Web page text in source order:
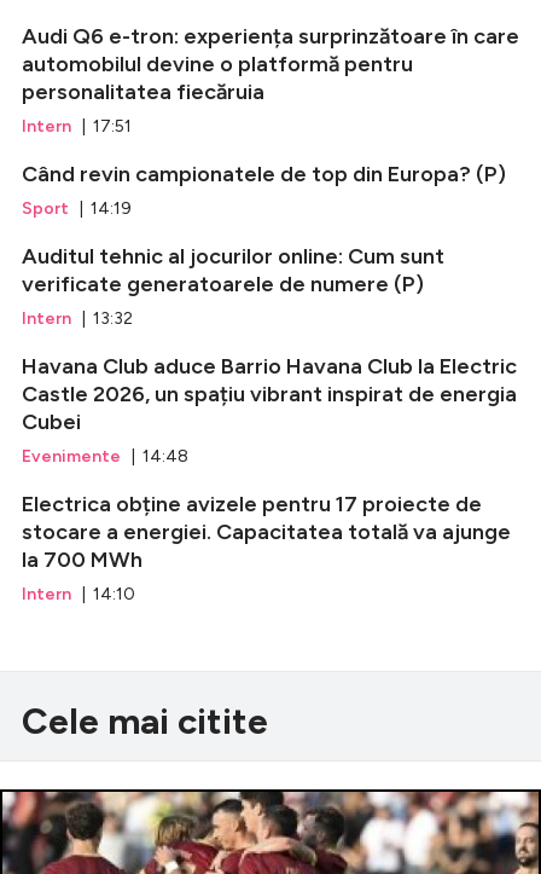
Audi Q6 e-tron: experiența surprinzătoare în care
automobilul devine o platformă pentru
personalitatea fiecăruia
Intern | 17:51
Când revin campionatele de top din Europa? (P)
Sport | 14:19
Auditul tehnic al jocurilor online: Cum sunt
verificate generatoarele de numere (P)
Intern | 13:32
Havana Club aduce Barrio Havana Club la Electric
Castle 2026, un spațiu vibrant inspirat de energia
Cubei
Evenimente | 14:48
Electrica obține avizele pentru 17 proiecte de
stocare a energiei. Capacitatea totală va ajunge
la 700 MWh
Intern | 14:10
Cele mai citite